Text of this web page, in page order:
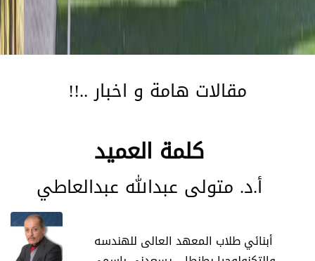
!!..مقالات هامة و اخبار
كلمة العميد
أ.د. متولى عبدالله عبدالعاطي
أبنائي طلاب المعهد العالى للهندسه